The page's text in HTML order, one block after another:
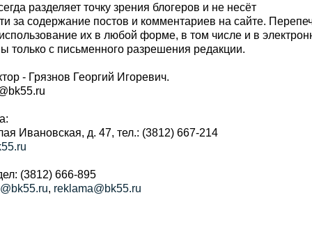
разделяет точку зрения блогеров и не несёт
за содержание постов и комментариев на сайте.
их в любой форме, в том числе и в
с письменного разрешения редакции.
- Грязнов Георгий Игоревич.
Ивановская, д. 47, тел.: (3812) 667-214
(3812) 666-895
, reklama@bk55.ru